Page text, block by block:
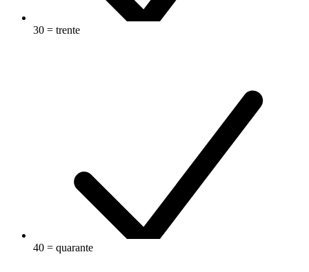
30 = trente
40 = quarante